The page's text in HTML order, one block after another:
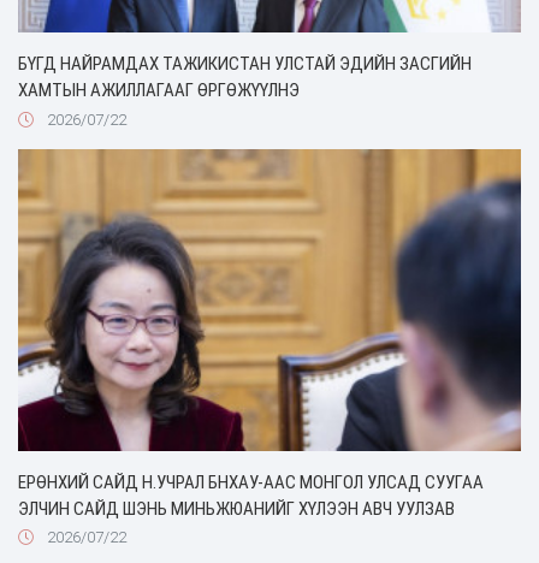
БҮГД НАЙРАМДАХ ТАЖИКИСТАН УЛСТАЙ ЭДИЙН ЗАСГИЙН
ХАМТЫН АЖИЛЛАГААГ ӨРГӨЖҮҮЛНЭ
2026/07/22
ЕРӨНХИЙ САЙД Н.УЧРАЛ БНХАУ-ААС МОНГОЛ УЛСАД СУУГАА
ЭЛЧИН САЙД ШЭНЬ МИНЬЖЮАНИЙГ ХҮЛЭЭН АВЧ УУЛЗАВ
2026/07/22